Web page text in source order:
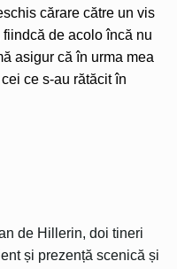
cărare către un vis
de acolo încă nu
asigur că în urma mea
ce s-au rătăcit în
de Hillerin, doi tineri
și prezență scenică și